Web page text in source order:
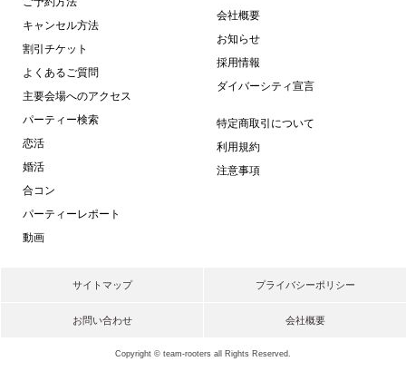
キャンセル方法
割引チケット
よくあるご質問
主要会場へのアクセス
パーティー検索
恋活
婚活
合コン
パーティーレポート
動画
会社概要
お知らせ
採用情報
ダイバーシティ宣言
特定商取引について
利用規約
注意事項
サイトマップ プライバシーポリシー
お問い合わせ 会社概要
Copyright © team-rooters all Rights Reserved.